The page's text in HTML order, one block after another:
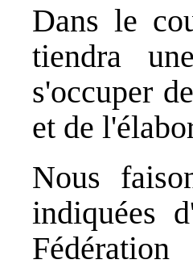
Dans le
tiendra
s'occuper
et de
Nous
indiquées